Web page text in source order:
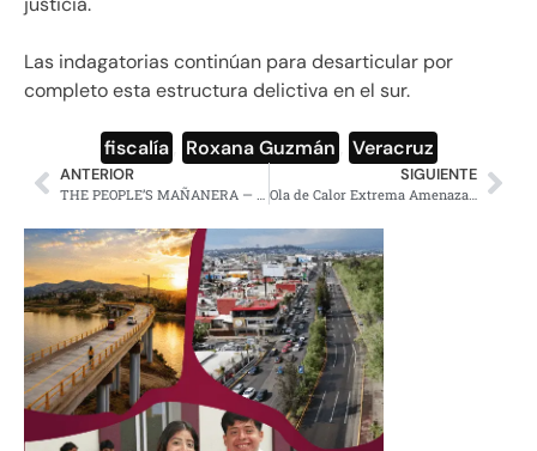
Las indagatorias continúan para desarticular por
completo esta estructura delictiva en el sur.
fiscalía Roxana Guzmán Veracruz
ANTERIOR SIGUIENTE
Ola de Calor Extrema Amenaza Costa Este de Estados Unidos